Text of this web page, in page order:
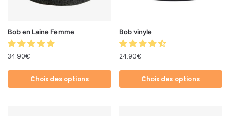
Bob en Laine Femme
34.90€
Choix des options
Bob vinyle
24.90€
Choix des options